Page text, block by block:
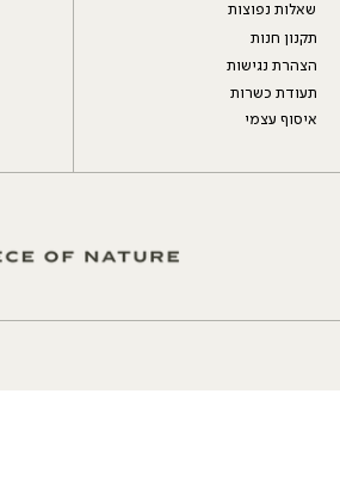
תקנון חנות
שאלות נפוצות
הצהרת נגישות
תעודת כשרות
איסוף עצמי